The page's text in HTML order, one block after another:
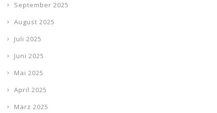
September 2025
August 2025
Juli 2025
Juni 2025
Mai 2025
April 2025
März 2025